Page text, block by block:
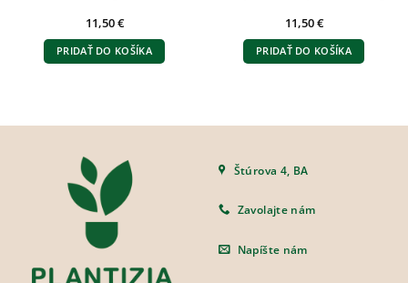
11,50€
PRIDAŤ DO KOŠÍKA
11,50€
PRIDAŤ DO KOŠÍKA
Štúrova 4, BA
Zavolajte nám
Napíšte nám